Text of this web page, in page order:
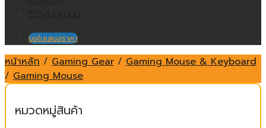
ขอใบเสนอราคา
หน้าหลัก / Gaming Gear / Gaming Mouse & Keyboard
/ Gaming Mouse
หมวดหมู่สินค้า